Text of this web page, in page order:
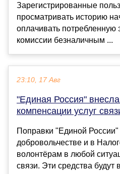
Зарегистрированные
просматривать историю
оплачивать потребленную
комиссии безналичным ...
23:10, 17 Авг
"Единая Россия"
компенсации услуг
Поправки "Единой России"
добровольчестве и в
волонтёрам в любой
связи. Эти средства будут